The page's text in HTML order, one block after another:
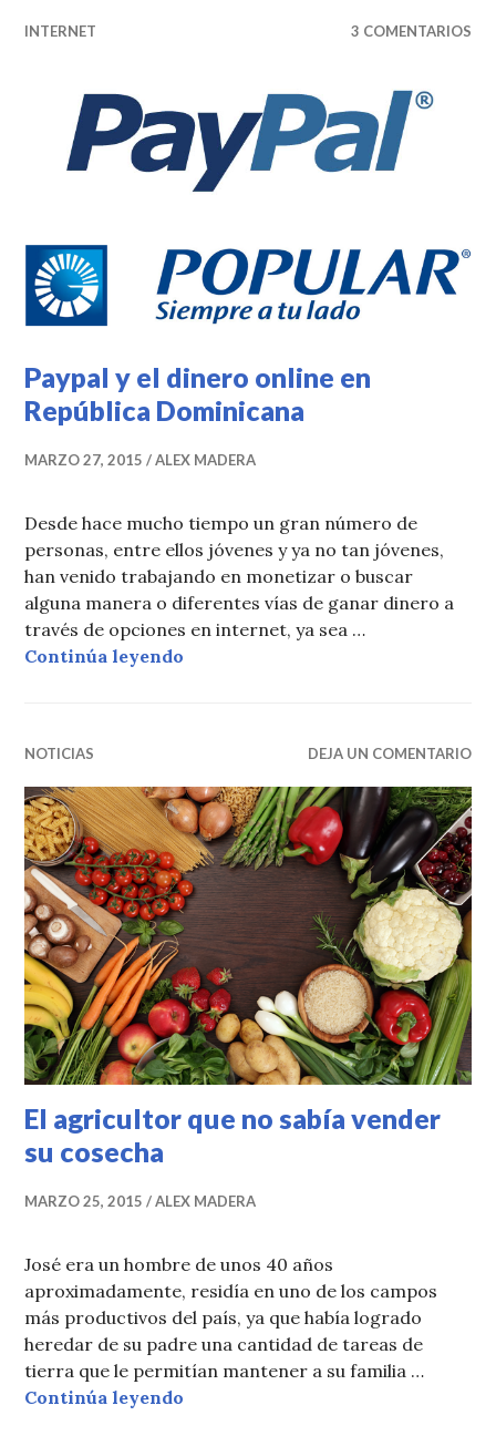
INTERNET 3 COMENTARIOS
Paypal y el dinero online en
República Dominicana
MARZO 27, 2015 ALEX MADERA
Desde hace mucho tiempo un gran número de
personas, entre ellos jóvenes y ya no tan jóvenes,
han venido trabajando en monetizar o buscar
alguna manera o diferentes vías de ganar dinero a
través de opciones en internet, ya sea …
Continúa leyendo
NOTICIAS DEJA UN COMENTARIO
El agricultor que no sabía vender
su cosecha
MARZO 25, 2015 ALEX MADERA
José era un hombre de unos 40 años
aproximadamente, residía en uno de los campos
más productivos del país, ya que había logrado
heredar de su padre una cantidad de tareas de
tierra que le permitían mantener a su familia …
Continúa leyendo